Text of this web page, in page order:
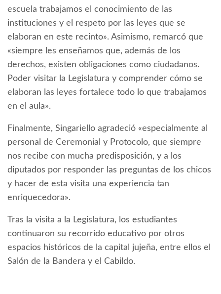
escuela trabajamos el conocimiento de las
instituciones y el respeto por las leyes que se
elaboran en este recinto». Asimismo, remarcó que
«siempre les enseñamos que, además de los
derechos, existen obligaciones como ciudadanos.
Poder visitar la Legislatura y comprender cómo se
elaboran las leyes fortalece todo lo que trabajamos
en el aula».
Finalmente, Singariello agradeció «especialmente al
personal de Ceremonial y Protocolo, que siempre
nos recibe con mucha predisposición, y a los
diputados por responder las preguntas de los chicos
y hacer de esta visita una experiencia tan
enriquecedora».
Tras la visita a la Legislatura, los estudiantes
continuaron su recorrido educativo por otros
espacios históricos de la capital jujeña, entre ellos el
Salón de la Bandera y el Cabildo.